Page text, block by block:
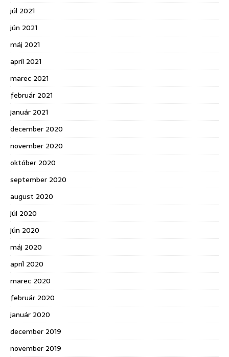
júl 2021
jún 2021
máj 2021
apríl 2021
marec 2021
február 2021
január 2021
december 2020
november 2020
október 2020
september 2020
august 2020
júl 2020
jún 2020
máj 2020
apríl 2020
marec 2020
február 2020
január 2020
december 2019
november 2019